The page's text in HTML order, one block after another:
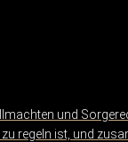
und
regeln ist, und